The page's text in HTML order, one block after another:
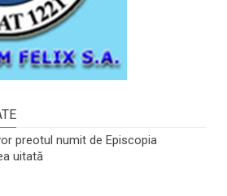
preotul numit de Episcopia
uitată